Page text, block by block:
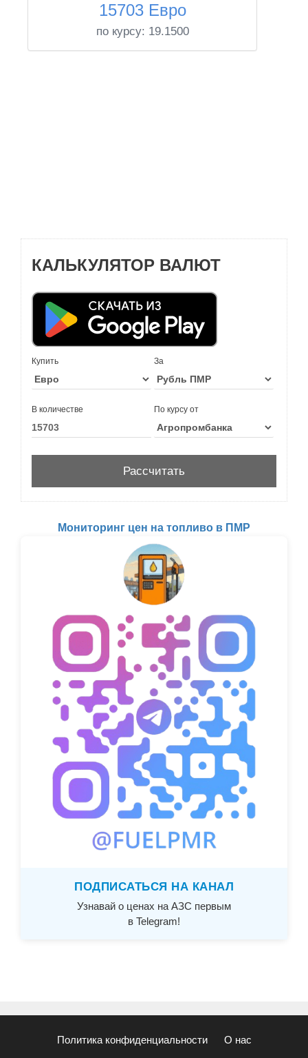
15703 Евро
по курсу: 19.1500
КАЛЬКУЛЯТОР ВАЛЮТ
Купить За
В количестве По курсу от
Мониторинг цен на топливо в ПМР
ПОДПИСАТЬСЯ НА КАНАЛ
Узнавай о ценах на АЗС первым
в Telegram!
Политика конфиденциальности О нас